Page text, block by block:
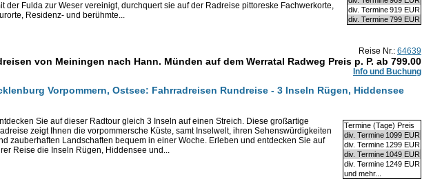
div. Termine919 EUR
div. Termine799 EUR
der Fulda zur Weser vereinigt, durchquert sie auf der Radreise pittoreske Fachwerkorte,
Residenz- und berühmte...
Reise Nr.: 64639
von Meiningen nach Hann. Münden auf dem Werratal Radweg Preis p. P. ab 799.00
Info und Buchung
Vorpommern, Ostsee: Fahrradreisen Rundreise - 3 Inseln Rügen, Hiddensee
Termine (Tage) Preis
div. Termine 1099 EUR
div. Termine 1299 EUR
div. Termine 1049 EUR
div. Termine 1249 EUR
und mehr...
Sie auf dieser Radtour gleich 3 Inseln auf einen Streich. Diese großartige
zeigt Ihnen die vorpommersche Küste, samt Inselwelt, ihren Sehenswürdigkeiten
zauberhaften Landschaften bequem in einer Woche. Erleben und entdecken Sie auf
Reise die Inseln Rügen, Hiddensee und...